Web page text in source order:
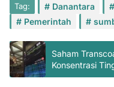
Tag: Danantara
Pemerintah
Saham
Konsentrasi